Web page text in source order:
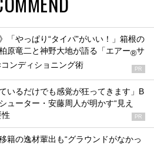
「やっぱり“タイパ”がいい！」箱根の
原竜二と神野大地が語る「エアー®サ
コンディショニング術 PR
いるだけでも感覚が狂ってきます」B
ューター・安藤周人が明かす“見え
性
PR
籍の逸材輩出も“グラウンドがなかっ